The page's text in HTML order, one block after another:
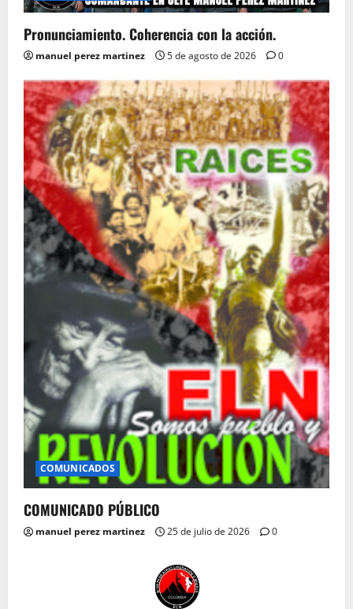
Pronunciamiento. Coherencia con la acción.
manuel perez martinez 5 de agosto de 2026 0
COMUNICADOS
COMUNICADO PÚBLICO
manuel perez martinez 25 de julio de 2026 0